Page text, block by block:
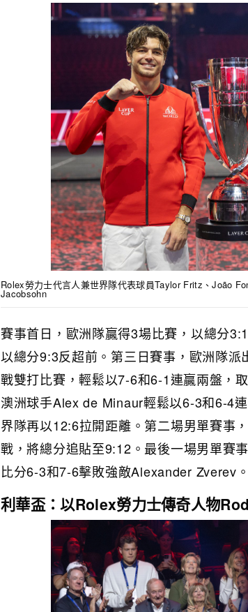
Rolex勞力士代言人兼世界隊代表球員Taylor Fritz、João
Jacobsohn
賽事首日，歐洲隊贏得3場比賽，以總分
以總分9:3反超前。第三日賽事，歐洲隊
戰雙打比賽，輕鬆以7-6和6-1連贏兩盤，
澳洲球手Alex de Minaur輕鬆以6-3和6-4
界隊再以12:6拉開距離。第二場男單賽事
戰，將總分追貼至9:12。最後一場男單賽
比分6-3和7-6擊敗強敵Alexander Zverev
利華盃：以Rolex勞力士傳奇人物